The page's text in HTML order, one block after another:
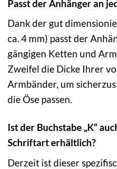
Passt der Anhänger an
Dank der gut
ca. 4 mm) passt der
gängigen Ketten und
Zweifel die Dicke Ihrer
Armbänder, um
die Öse passen.
Ist der Buchstabe „K“
Schriftart erhältlich?
Derzeit ist dieser